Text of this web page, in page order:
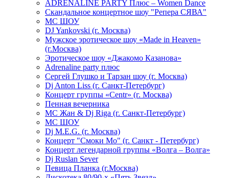
ADRENALINE PARTY Плюс – Women Dance
Скандальное концертное шоу "Репера СЯВА"
МС ШОУ
DJ Yankovski (г. Москва)
Мужское эротическое шоу «Made in Heaven»
(г.Москва)
Эротическое шоу «Джакомо Казанова»
Adrenaline party плюс
Сергей Глушко и Тарзан шоу (г. Москва)
Dj Anton Liss (г. Санкт-Петербург)
Концерт группы «Centr» (г. Москва)
Пенная вечерника
МС Жан & Dj Riga (г. Санкт-Петербург)
МС ШОУ
Dj M.E.G. (г. Москва)
Концерт "Смоки Мо" (г. Санкт - Петербург)
Концерт легендарной группы «Волга – Волга»
Dj Ruslan Sever
Певица Планка (г.Москва)